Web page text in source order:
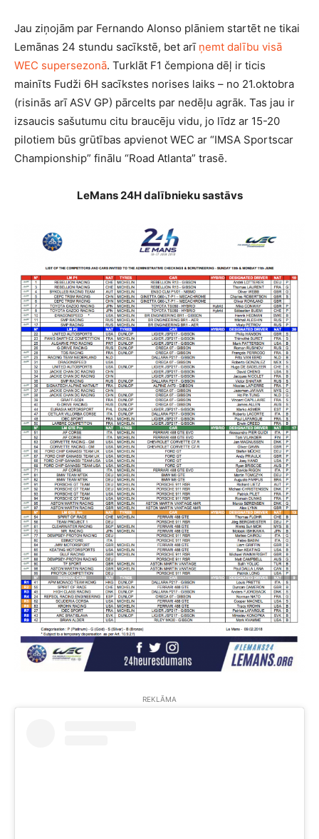
Jau ziņojām par Fernando Alonso plāniem startēt ne tikai
Lemānas 24 stundu sacīkstē, bet arī ņemt dalību visā
WEC supersezonā. Turklāt F1 čempiona dēļ ir ticis
mainīts Fudži 6H sacīkstes norises laiks – no 21.oktobra
(risinās arī ASV GP) pārcelts par nedēļu agrāk. Tas jau ir
izsaucis sašutumu citu braucēju vidu, jo līdz ar 15-20
pilotiem būs grūtības apvienot WEC ar “IMSA Sportscar
Championship” finālu “Road Atlanta” trasē.
LeMans 24H dalībnieku sastāvs
REKLĀMA